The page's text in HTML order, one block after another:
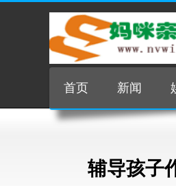
首页 新闻
辅导孩子